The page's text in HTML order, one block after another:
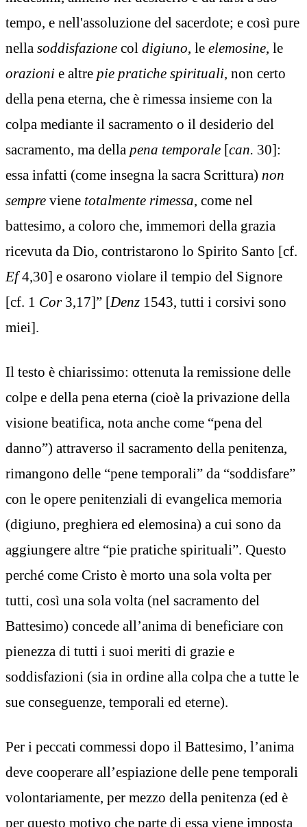
tempo, e nell'assoluzione del sacerdote; e così pure
nella soddisfazione col digiuno, le elemosine, le
orazioni e altre pie pratiche spirituali, non certo
della pena eterna, che è rimessa insieme con la
colpa mediante il sacramento o il desiderio del
sacramento, ma della pena temporale [can. 30]:
essa infatti (come insegna la sacra Scrittura) non
sempre viene totalmente rimessa, come nel
battesimo, a coloro che, immemori della grazia
ricevuta da Dio, contristarono lo Spirito Santo [cf.
Ef4,30] e osarono violare il tempio del Signore
[cf. 1 Cor3,17]” [Denz 1543, tutti i corsivi sono
miei].
Il testo è chiarissimo: ottenuta la remissione delle
colpe e della pena eterna (cioè la privazione della
visione beatifica, nota anche come “pena del
danno”) attraverso il sacramento della penitenza,
rimangono delle “pene temporali” da “soddisfare”
con le opere penitenziali di evangelica memoria
(digiuno, preghiera ed elemosina) a cui sono da
aggiungere altre “pie pratiche spirituali”. Questo
perché come Cristo è morto una sola volta per
tutti, così una sola volta (nel sacramento del
Battesimo) concede all’anima di beneficiare con
pienezza di tutti i suoi meriti di grazie e
soddisfazioni (sia in ordine alla colpa che a tutte le
sue conseguenze, temporali ed eterne).
Per i peccati commessi dopo il Battesimo, l’anima
deve cooperare all’espiazione delle pene temporali
volontariamente, per mezzo della penitenza (ed è
per questo motivo che parte di essa viene imposta